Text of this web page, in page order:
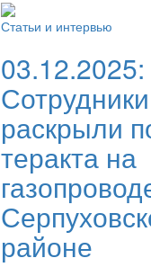
Статьи и интервью
03.12.2025:
раскрыли
теракта на
районе